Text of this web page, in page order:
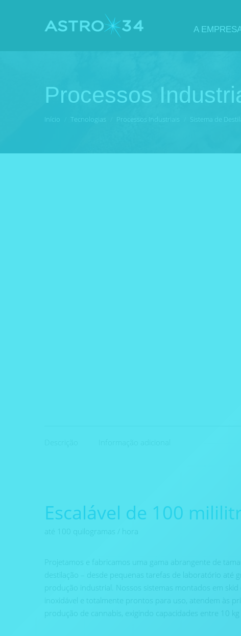
A
Processos
Você está aqui:
Início Tecnologias Processos Industriais Sistema de
Escalável de 100
até 100 quilogramas / hora
Projetamos e fabricamos uma gama abrangente de
destilação – desde pequenas tarefas de laboratório até
produção industrial. Nossos sistemas montados em skid
inoxidável e totalmente prontos para uso, atendem às
produção de cannabis, exigindo capacidades entre 10 kg